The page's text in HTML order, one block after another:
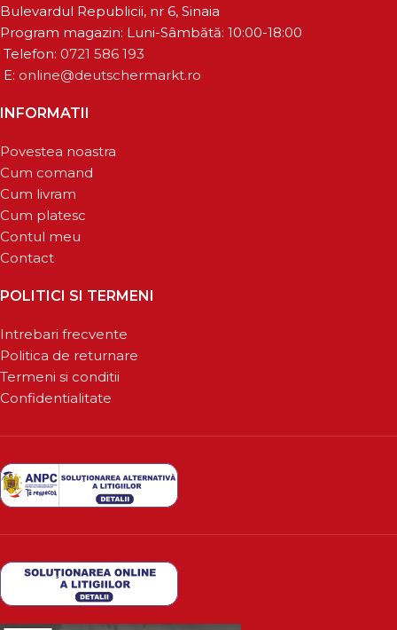
Bulevardul Republicii, nr 6, Sinaia
Program magazin: Luni-Sâmbătă: 10:00-18:00
Telefon: 0721 586 193
E: online@deutschermarkt.ro
INFORMATII
Povestea noastra
Cum comand
Cum livram
Cum platesc
Contul meu
Contact
POLITICI SI TERMENI
Intrebari frecvente
Politica de returnare
Termeni si conditii
Confidentialitate